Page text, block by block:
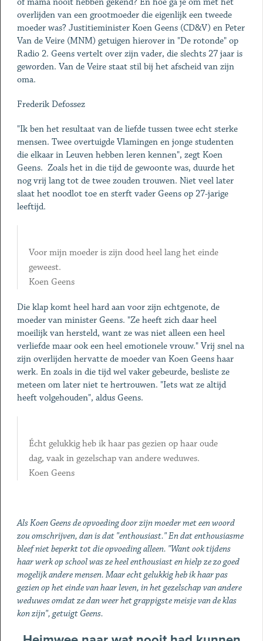
overlijden van een grootmoeder die eigenlijk een tweede
moeder was? Justitieminister Koen Geens (CD&V) en Peter
Van de Veire (MNM) getuigen hierover in "De rotonde" op
Radio 2. Geens vertelt over zijn vader, die slechts 27 jaar is
geworden. Van de Veire staat stil bij het afscheid van zijn
oma.
Frederik Defossez
"Ik ben het resultaat van de liefde tussen twee echt sterke
mensen. Twee overtuigde Vlamingen en jonge studenten
die elkaar in Leuven hebben leren kennen", zegt Koen
Geens. Zoals het in die tijd de gewoonte was, duurde het
nog vrij lang tot de twee zouden trouwen. Niet veel later
slaat het noodlot toe en sterft vader Geens op 27-jarige
leeftijd.
Voor mijn moeder is zijn dood heel lang het einde
geweest.
Koen Geens
Die klap komt heel hard aan voor zijn echtgenote, de
moeder van minister Geens. "Ze heeft zich daar heel
moeilijk van hersteld, want ze was niet alleen een heel
verliefde maar ook een heel emotionele vrouw." Vrij snel na
zijn overlijden hervatte de moeder van Koen Geens haar
werk. En zoals in die tijd wel vaker gebeurde, besliste ze
meteen om later niet te hertrouwen. "Iets wat ze altijd
heeft volgehouden", aldus Geens.
Écht gelukkig heb ik haar pas gezien op haar oude
dag, vaak in gezelschap van andere weduwes.
Koen Geens
Als Koen Geens de opvoeding door zijn moeder met een woord
zou omschrijven, dan is dat "enthousiast." En dat enthousiasme
bleef niet beperkt tot die opvoeding alleen. "Want ook tijdens
haar werk op school was ze heel enthousiast en hielp ze zo goed
mogelijk andere mensen. Maar echt gelukkig heb ik haar pas
gezien op het einde van haar leven, in het gezelschap van andere
weduwes omdat ze dan weer het grappigste meisje van de klas
kon zijn", getuigt Geens.